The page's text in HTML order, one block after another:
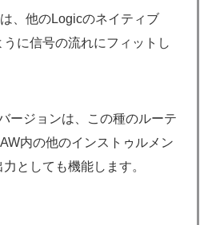
、他のLogicのネイティブ
に信号の流れにフィットし
ージョンは、この種のルーテ
内の他のインストゥルメン
としても機能します。